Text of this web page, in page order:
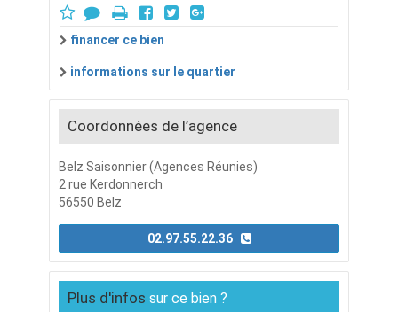
financer ce bien
informations sur le quartier
Coordonnées de l’agence
Belz Saisonnier (Agences Réunies)
2 rue Kerdonnerch
56550 Belz
Plus d'infos sur ce bien ?